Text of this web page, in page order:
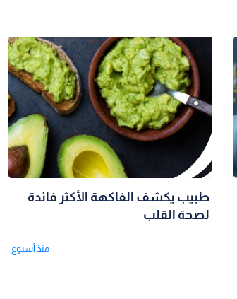
طبيب يكشف الفاكهة الأكثر فائدة
لصحة القلب
منذ أسبوع